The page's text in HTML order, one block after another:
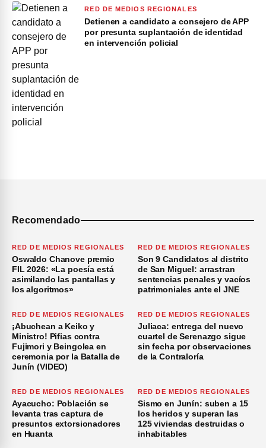
RED DE MEDIOS REGIONALES
Detienen a candidato a consejero de APP
por presunta suplantación de identidad
en intervención policial
Recomendado
RED DE MEDIOS REGIONALES
Oswaldo Chanove premio
FIL 2026: «La poesía está
asimilando las pantallas y
los algoritmos»
RED DE MEDIOS REGIONALES
Son 9 Candidatos al distrito
de San Miguel: arrastran
sentencias penales y vacíos
patrimoniales ante el JNE
RED DE MEDIOS REGIONALES
¡Abuchean a Keiko y
Ministro! Pifias contra
Fujimori y Beingolea en
ceremonia por la Batalla de
Junín (VIDEO)
RED DE MEDIOS REGIONALES
Juliaca: entrega del nuevo
cuartel de Serenazgo sigue
sin fecha por observaciones
de la Contraloría
RED DE MEDIOS REGIONALES
Ayacucho: Población se
levanta tras captura de
presuntos extorsionadores
en Huanta
RED DE MEDIOS REGIONALES
Sismo en Junín: suben a 15
los heridos y superan las
125 viviendas destruidas o
inhabitables